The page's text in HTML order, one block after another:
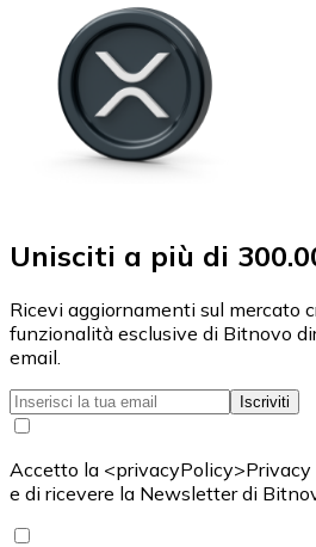
Unisciti a più di
Ricevi aggiornamenti sul mercato
funzionalità esclusive di Bitnovo
email.
Iscriviti
Accetto la
e di ricevere la Newsletter di